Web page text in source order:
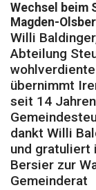
Wechsel beim
Magden-
Willi
Abteilung
übernimmt
seit 14
dankt Willi
und gratuliert
Bersier zur
Gemeinderat